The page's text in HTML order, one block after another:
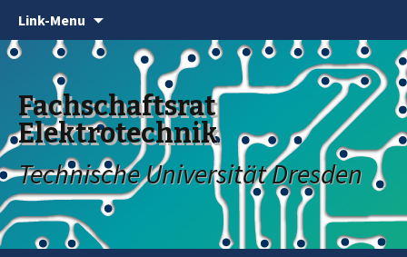
Link-Menu
Fachschaftsrat
Elektrotechnik
Technische Universität Dresden